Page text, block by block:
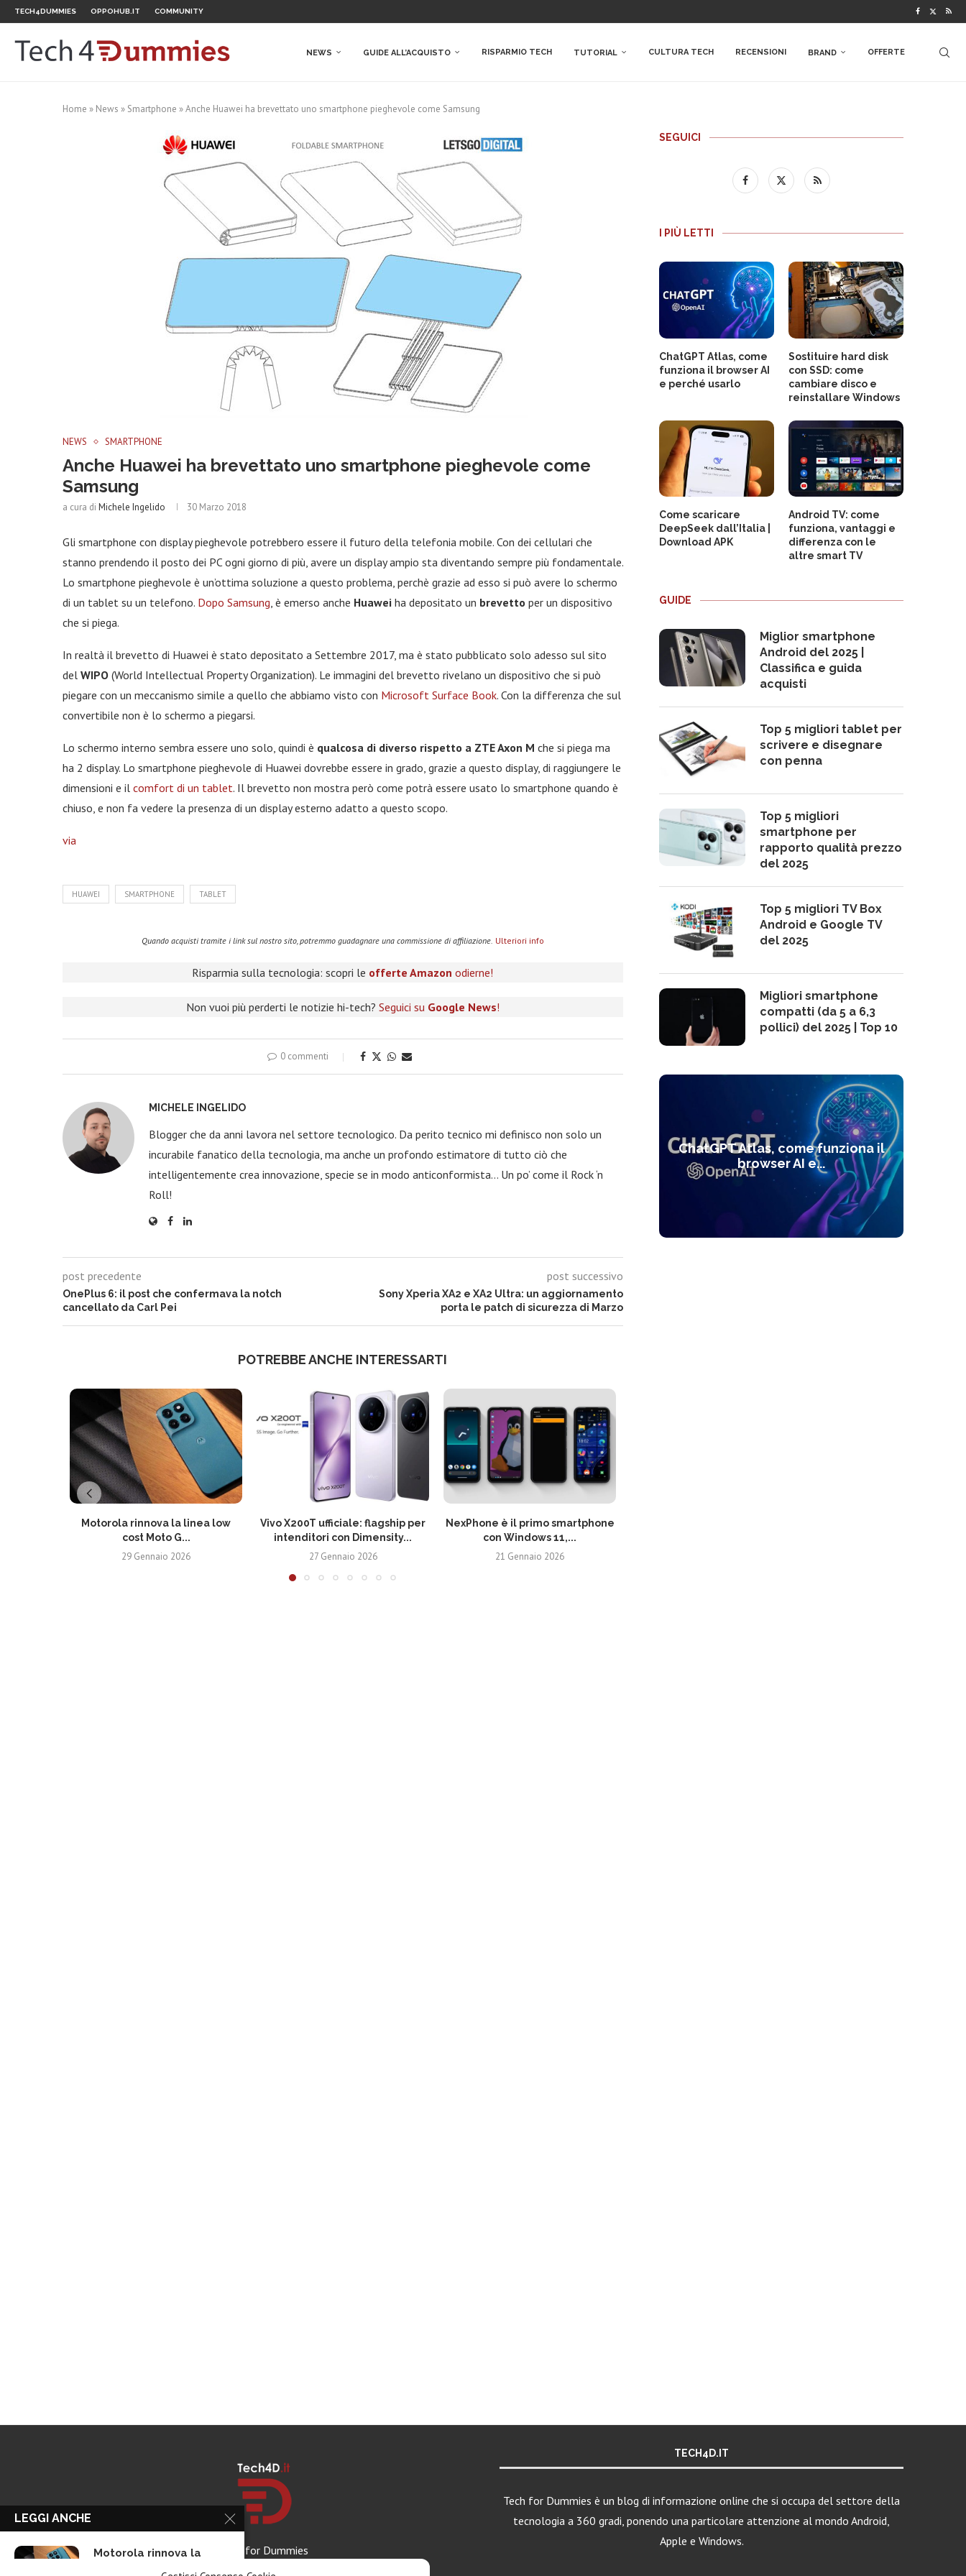
TECH4DUMMIES OPPOHUB.IT COMMUNITY
NEWS GUIDE ALL’ACQUISTO RISPARMIO TECH TUTORIAL CULTURA TECH RECENSIONI BRAND OFFERTE
Home » News » Smartphone »Anche Huawei ha brevettato uno smartphone pieghevole come Samsung
NEWS SMARTPHONE
Anche Huawei ha brevettato uno smartphone pieghevole come
Samsung
a cura di Michele Ingelido 30 Marzo 2018
Gli smartphone con display pieghevole potrebbero essere il futuro della telefonia mobile. Con dei cellulari che
stanno prendendo il posto dei PC ogni giorno di più, avere un display ampio sta diventando sempre più fondamentale.
Lo smartphone pieghevole è un’ottima soluzione a questo problema, perchè grazie ad esso si può avere lo schermo
di un tablet su un telefono. Dopo Samsung, è emerso anche Huawei ha depositato un brevetto per un dispositivo
che si piega.
In realtà il brevetto di Huawei è stato depositato a Settembre 2017, ma è stato pubblicato solo adesso sul sito
del WIPO (World Intellectual Property Organization). Le immagini del brevetto rivelano un dispositivo che si può
piegare con un meccanismo simile a quello che abbiamo visto con Microsoft Surface Book. Con la differenza che sul
convertibile non è lo schermo a piegarsi.
Lo schermo interno sembra essere uno solo, quindi è qualcosa di diverso rispetto a ZTE Axon M che si piega ma
ha 2 display. Lo smartphone pieghevole di Huawei dovrebbe essere in grado, grazie a questo display, di raggiungere le
dimensioni e il comfort di un tablet. Il brevetto non mostra però come potrà essere usato lo smartphone quando è
chiuso, e non fa vedere la presenza di un display esterno adatto a questo scopo.
via
HUAWEI SMARTPHONE TABLET
Quando acquisti tramite i link sul nostro sito, potremmo guadagnare una commissione di affiliazione. Ulteriori info
Risparmia sulla tecnologia: scopri le offerte Amazon odierne!
Non vuoi più perderti le notizie hi-tech? Seguici su Google News!
0 commenti
MICHELE INGELIDO
Blogger che da anni lavora nel settore tecnologico. Da perito tecnico mi definisco non solo un
incurabile fanatico della tecnologia, ma anche un profondo estimatore di tutto ciò che
intelligentemente crea innovazione, specie se in modo anticonformista… Un po’ come il Rock ‘n
Roll!
post precedente
OnePlus 6: il post che confermava la notch
cancellato da Carl Pei
post successivo
Sony Xperia XA2 e XA2 Ultra: un aggiornamento
porta le patch di sicurezza di Marzo
POTREBBE ANCHE INTERESSARTI
Motorola rinnova la linea low
cost Moto G...
29 Gennaio 2026
Vivo X200T ufficiale: flagship per
intenditori con Dimensity...
27 Gennaio 2026
NexPhone è il primo smartphone
con Windows 11,...
21 Gennaio 2026
SEGUICI
I PIÙ LETTI
ChatGPT Atlas, come
funziona il browser AI
e perché usarlo
Sostituire hard disk
con SSD: come
cambiare disco e
reinstallare Windows
Come scaricare
DeepSeek dall’Italia |
Download APK
Android TV: come
funziona, vantaggi e
differenza con le
altre smart TV
GUIDE
Miglior smartphone
Android del 2025 |
Classifica e guida
acquisti
Top 5 migliori tablet per
scrivere e disegnare
con penna
Top 5 migliori
smartphone per
rapporto qualità prezzo
del 2025
Top 5 migliori TV Box
Android e Google TV
del 2025
Migliori smartphone
compatti (da 5 a 6,3
pollici) del 2025 | Top 10
ChatGPT Atlas, come funziona il
browser AI e...
Tech for Dummies
TECH4D.IT
Tech for Dummies è un blog di informazione online che si occupa del settore della
tecnologia a 360 gradi, ponendo una particolare attenzione al mondo Android,
Apple e Windows.
LEGGI ANCHE
Motorola rinnova la